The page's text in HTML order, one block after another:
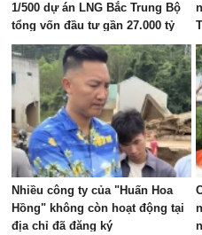
1/500 dự án LNG Bắc Trung Bộ
tổng vốn đầu tư gần 27.000 tỷ
đồng tại Hà Tĩnh
Nhiều công ty của "Huấn Hoa
Hồng" không còn hoạt động tại
địa chỉ đã đăng ký